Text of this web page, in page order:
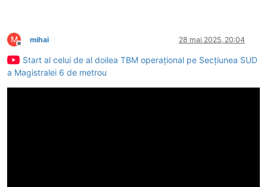
M
Deconectat
mihai 28 mai 2025, 20:04
Start al celui de al doilea TBM operațional pe Secțiunea SUD
a Magistralei 6 de metrou